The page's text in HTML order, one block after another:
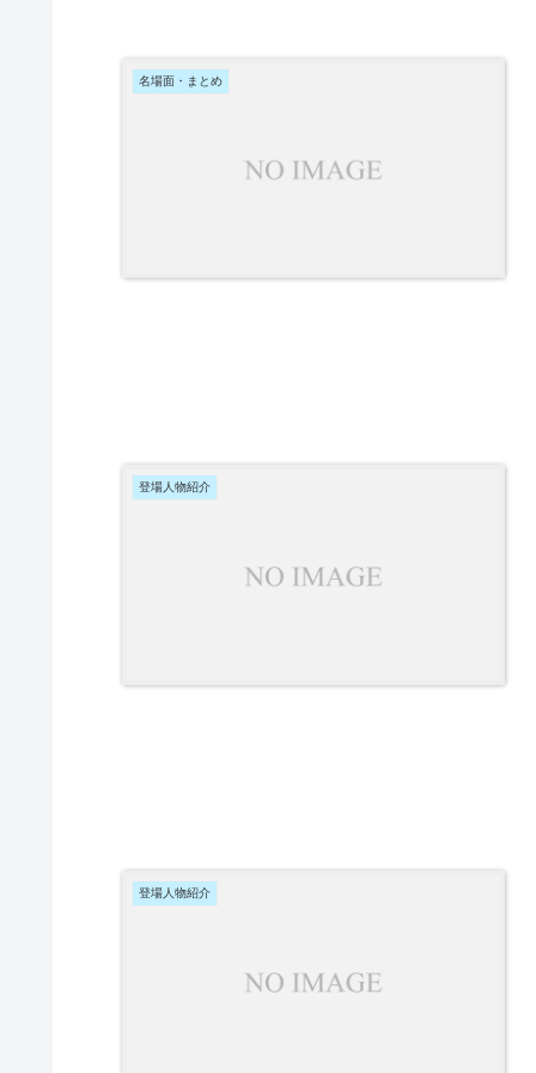
名場面・まとめ
登場人物紹介
登場人物紹介